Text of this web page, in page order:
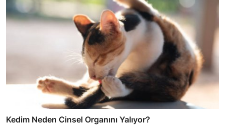
Kedim Neden Cinsel Organını Yalıyor?